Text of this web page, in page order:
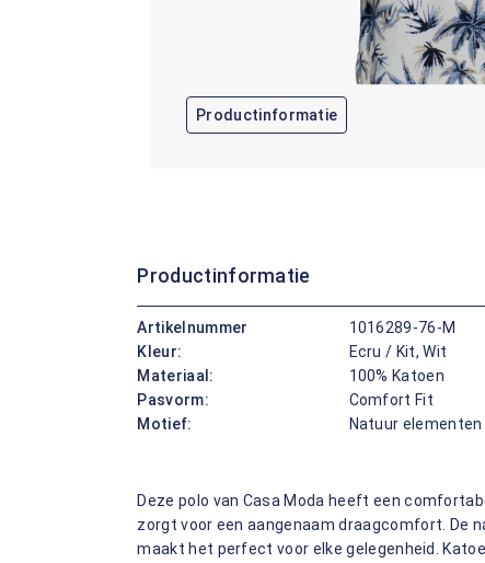
Productinformatie
Productinformatie
Artikelnummer
1016289-76-M
Kleur:
Ecru / Kit, Wit
Materiaal:
100% Katoen
Pasvorm:
Comfort Fit
Motief:
Natuur
Deze polo van Casa Moda heeft een
zorgt voor een aangenaam draagcomfort. De
maakt het perfect voor elke gelegenheid.